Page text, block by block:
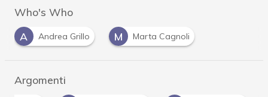
Who's Who
A
Andrea Grillo M Marta Cagnoli
Argomenti